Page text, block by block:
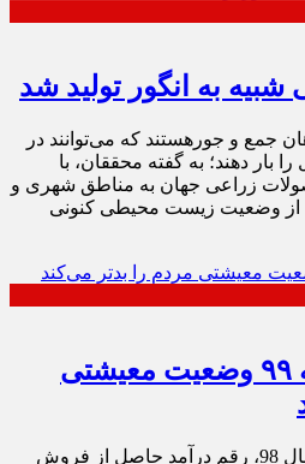
به انگور تولید شد
جمع و جورهستند که می‌توانند در
بار دهند؛ به گفته محققان، با
زراعی جهان به مناطق شهری و
از وضعیت زیست محیطی کنونی
تصویب لایحه بودجه ۹۹ وضعیت معیشتی
در حالی که در لایحه بودجه سال 98، رقم درآمد حاصل از فروش